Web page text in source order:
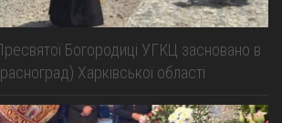
Богородиці УГКЦ засновано в
Харківської області